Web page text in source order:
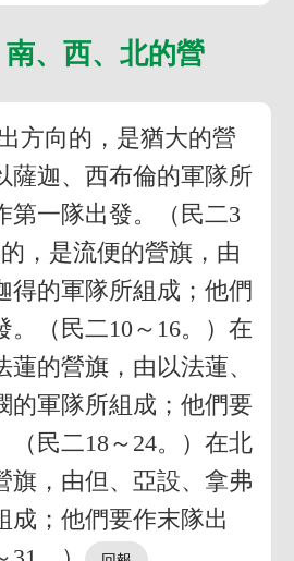
、西、北的營
方向的，是猶大的營
薩迦、西布倫的軍隊所
第一隊出發。（民二3
，是流便的營旗，由
得的軍隊所組成；他們
。（民二10～16。）在
的營旗，由以法蓮、
的軍隊所組成；他們要
（民二18～24。）在北
旗，由但、亞設、拿弗
成；他們要作末隊出